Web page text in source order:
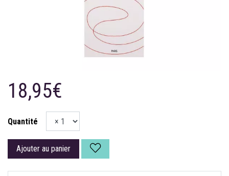
18,95€
Quantité
Ajouter au panier